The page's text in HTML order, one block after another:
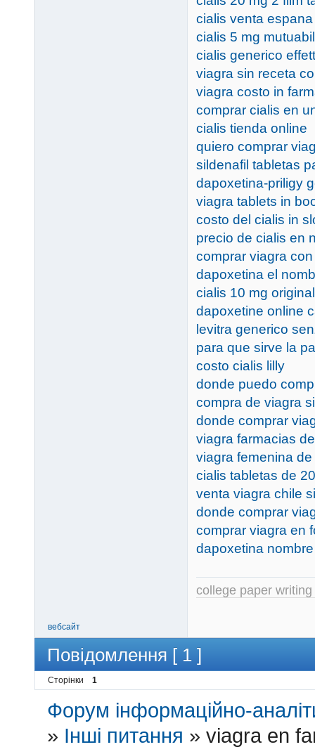
cialis venta espana
cialis 5 mg
cialis generico
viagra sin receta
viagra costo in
comprar cialis en
cialis tienda online
quiero comprar
sildenafil tabletas
dapoxetina-priligy
viagra tablets in
costo del cialis in
precio de cialis en
comprar viagra
dapoxetina el
cialis 10 mg original
dapoxetine online
levitra generico
para que sirve la
costo cialis lilly
donde puedo
compra de viagra
donde comprar
viagra farmacias
viagra femenina
cialis tabletas de
venta viagra chile
donde comprar
comprar viagra en
dapoxetina
college paper
вебсайт
Повідомлення [ 1 ]
Сторінки 1
Форум інформаційно-
» Інші питання »viagra en